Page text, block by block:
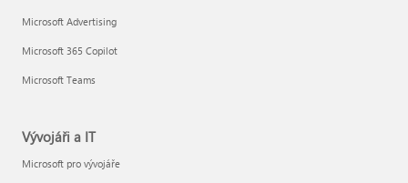
Microsoft Advertising
Microsoft 365 Copilot
Microsoft Teams
Vývojáři a IT
Microsoft pro vývojáře